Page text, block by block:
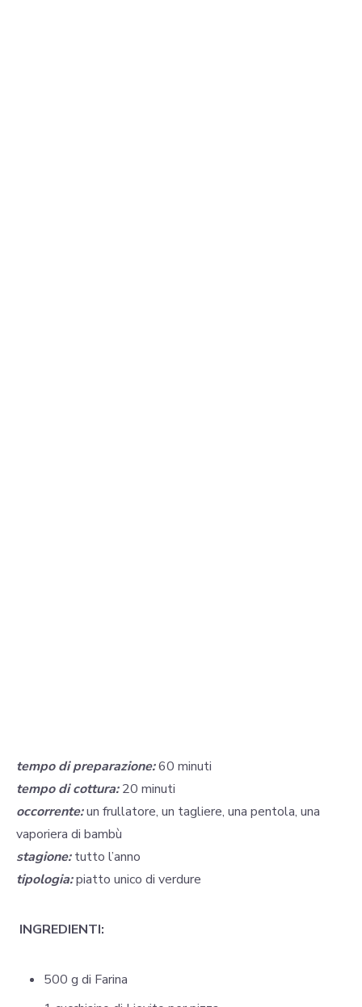
tempo di preparazione:60 minuti
tempo di cottura:20 minuti
occorrente:un frullatore, un tagliere, una pentola, una
vaporiera di bambù
stagione:tutto l’anno
tipologia:piatto unico di verdure
INGREDIENTI:
500 g di Farina